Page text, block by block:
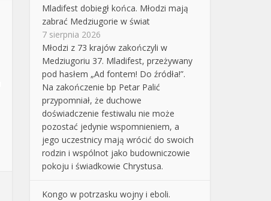
Mladifest dobiegł końca. Młodzi mają
zabrać Medziugorie w świat
7 sierpnia 2026
Młodzi z 73 krajów zakończyli w
Medziugoriu 37. Mladifest, przeżywany
pod hasłem „Ad fontem! Do źródła!”.
Na zakończenie bp Petar Palić
przypomniał, że duchowe
doświadczenie festiwalu nie może
pozostać jedynie wspomnieniem, a
jego uczestnicy mają wrócić do swoich
rodzin i wspólnot jako budowniczowie
pokoju i świadkowie Chrystusa.
Kongo w potrzasku wojny i eboli.